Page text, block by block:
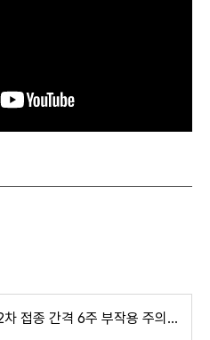
화이자 백신 2차 접종 간격 6주 부작용 주의사항